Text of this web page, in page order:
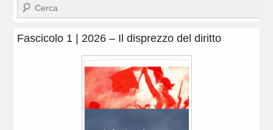
Cerca
Fascicolo 1 | 2026 – Il disprezzo del diritto